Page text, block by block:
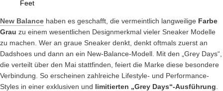
New Balance haben es geschafft, die vermeintlich langweilige Farbe
Grau zu einem wesentlichen Designmerkmal vieler Sneaker Modelle
zu machen. Wer an graue Sneaker denkt, denkt oftmals zuerst an
Dadshoes und dann an ein New-Balance-Modell. Mit den „Grey Days“,
die verteilt über den Mai stattfinden, feiert die Marke diese besondere
Verbindung. So erscheinen zahlreiche Lifestyle- und Performance-
Styles in einer exklusiven und limitierten „Grey Days“-Ausführung